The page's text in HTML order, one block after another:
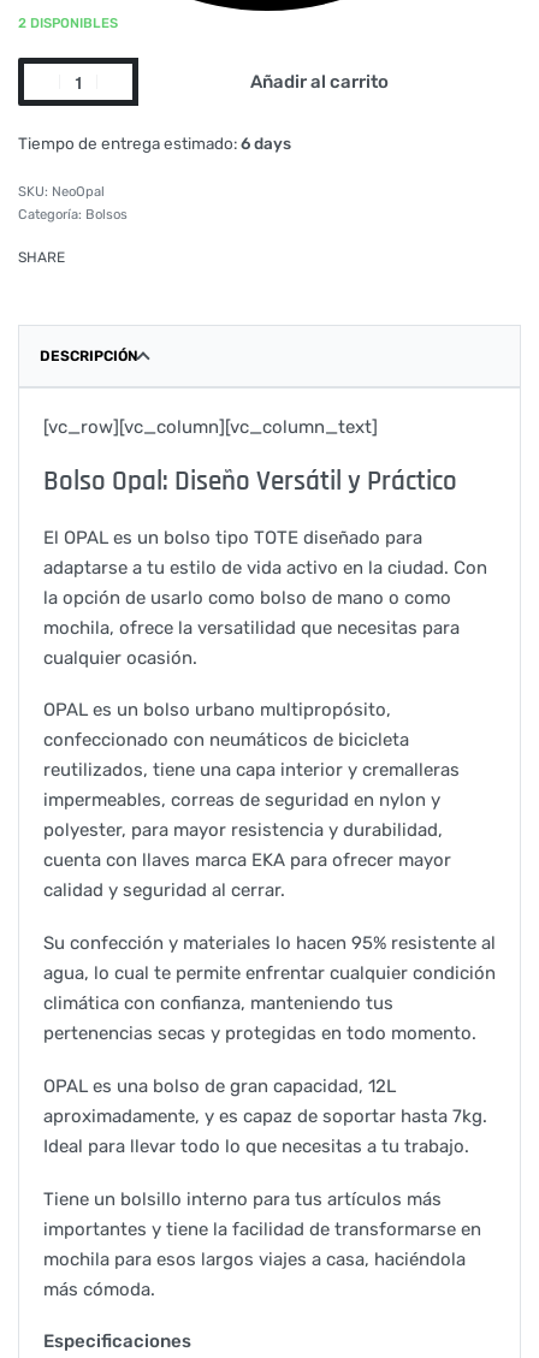
2 DISPONIBLES
Añadir al carrito
Tiempo de entrega estimado:6 days
NeoOpal
Categoría: Bolsos
SHARE
DESCRIPCIÓN
[vc_row][vc_column][vc_column_text]
Bolso Opal: Diseño Versátil y Práctico
El OPAL es un bolso tipo TOTE diseñado para
adaptarse a tu estilo de vida activo en la ciudad. Con
la opción de usarlo como bolso de mano o como
mochila, ofrece la versatilidad que necesitas para
cualquier ocasión.
OPAL es un bolso urbano multipropósito,
confeccionado con neumáticos de bicicleta
reutilizados, tiene una capa interior y cremalleras
impermeables, correas de seguridad en nylon y
polyester, para mayor resistencia y durabilidad,
cuenta con llaves marca EKA para ofrecer mayor
calidad y seguridad al cerrar.
Su confección y materiales lo hacen 95% resistente al
agua, lo cual te permite enfrentar cualquier condición
climática con confianza, manteniendo tus
pertenencias secas y protegidas en todo momento.
OPAL es una bolso de gran capacidad, 12L
aproximadamente, y es capaz de soportar hasta 7kg.
Ideal para llevar todo lo que necesitas a tu trabajo.
Tiene un bolsillo interno para tus artículos más
importantes y tiene la facilidad de transformarse en
mochila para esos largos viajes a casa, haciéndola
más cómoda.
Especificaciones